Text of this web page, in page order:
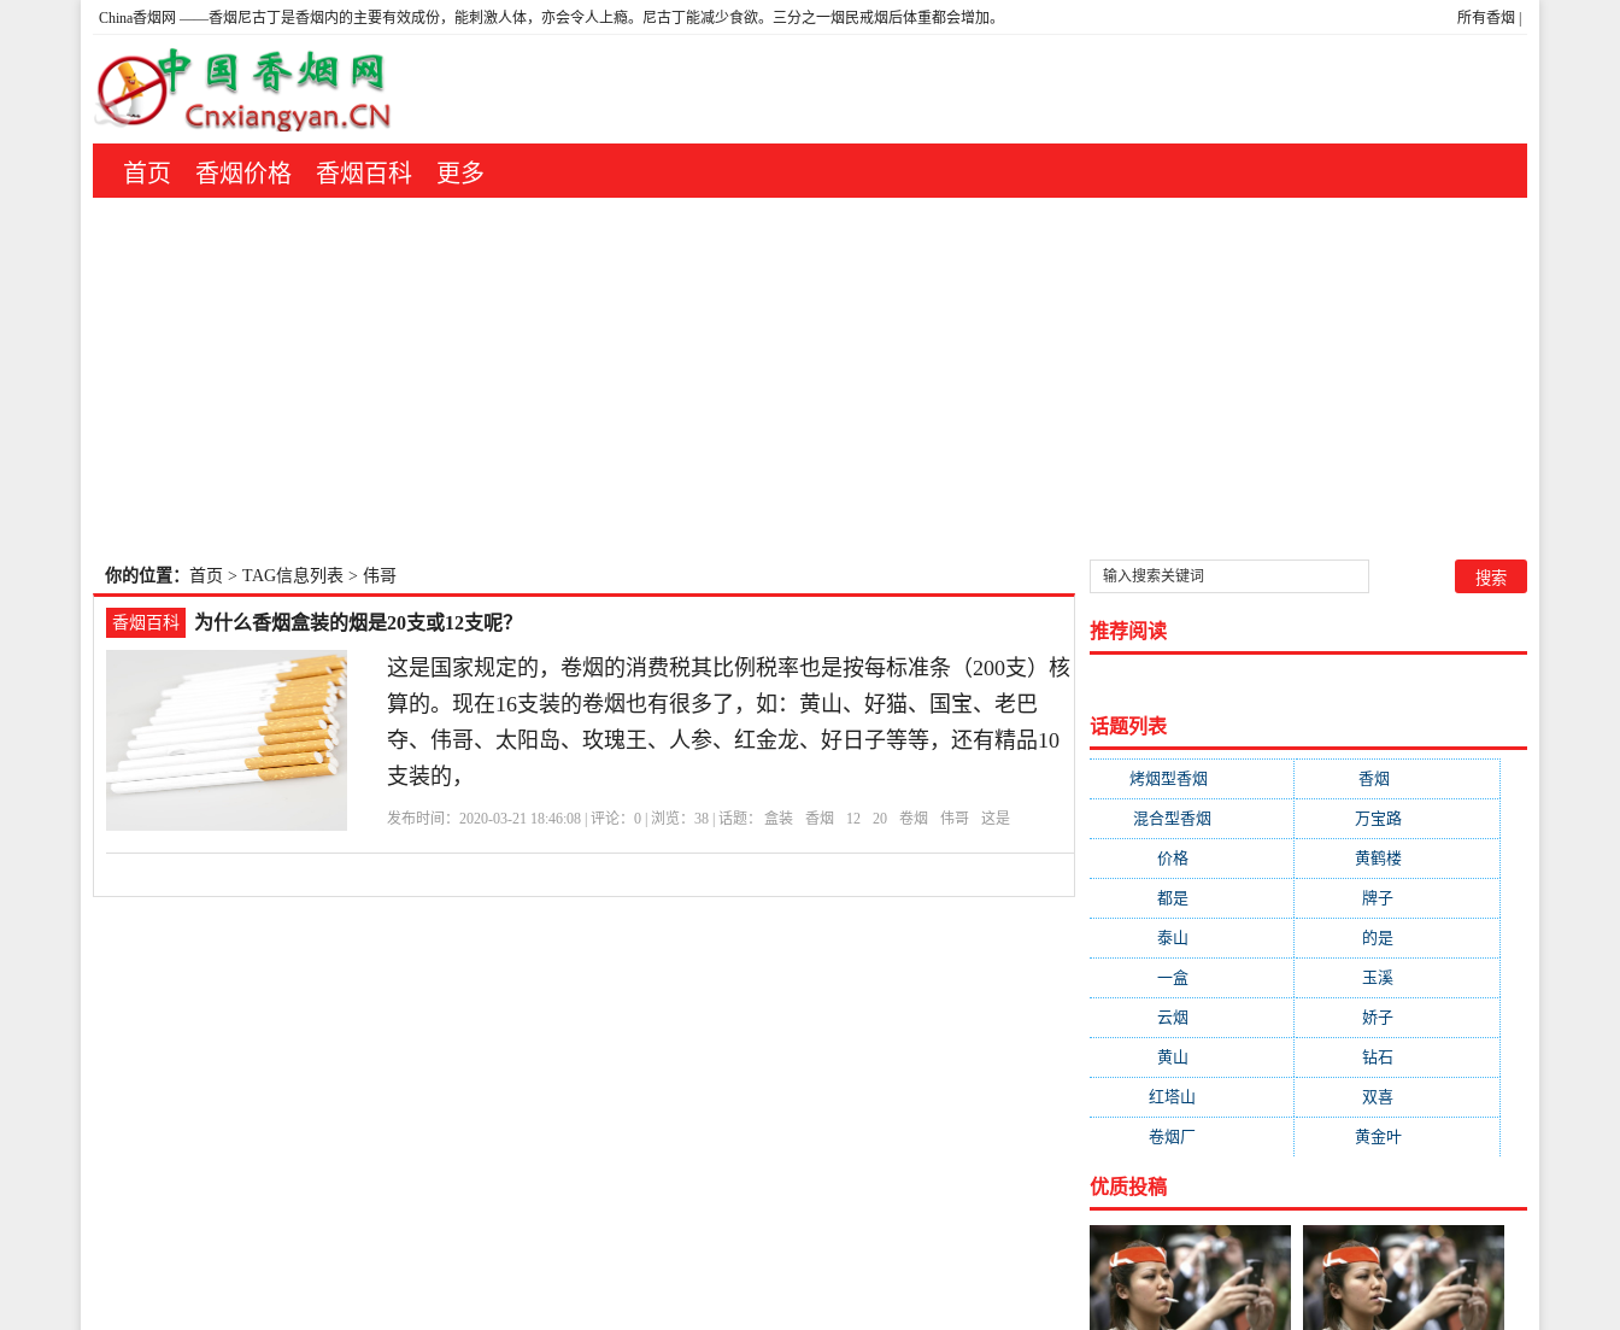
所有香烟
China香烟网 ——香烟尼古丁是香烟内的主要有效成份，能刺激人体，亦会令人上瘾。尼古丁能减少食欲。三分之一烟民戒烟后体重都会增加。
首页 香烟价格 香烟百科 更多
你的位置： 首页 > TAG信息列表 > 伟哥
香烟百科 为什么香烟盒装的烟是20支或12支呢？
这是国家规定的，卷烟的消费税其比例税率也是按每标准条（200支）核
算的。现在16支装的卷烟也有很多了，如：黄山、好猫、国宝、老巴
夺、伟哥、太阳岛、玫瑰王、人参、红金龙、好日子等等，还有精品10
支装的，
发布时间：2020-03-21 18:46:08 | 评论：0 | 浏览：38 | 话题： 盒装 香烟 12 20 卷烟 伟哥 这是
推荐阅读
话题列表
烤烟型香烟 香烟
混合型香烟 万宝路(331)
价格(319) 黄鹤楼(315)
都是(272) 牌子
泰山 的是
一盒(176) 玉溪
云烟 娇子
黄山 钻石
红塔山 双喜
卷烟厂 黄金叶(151)
优质投稿